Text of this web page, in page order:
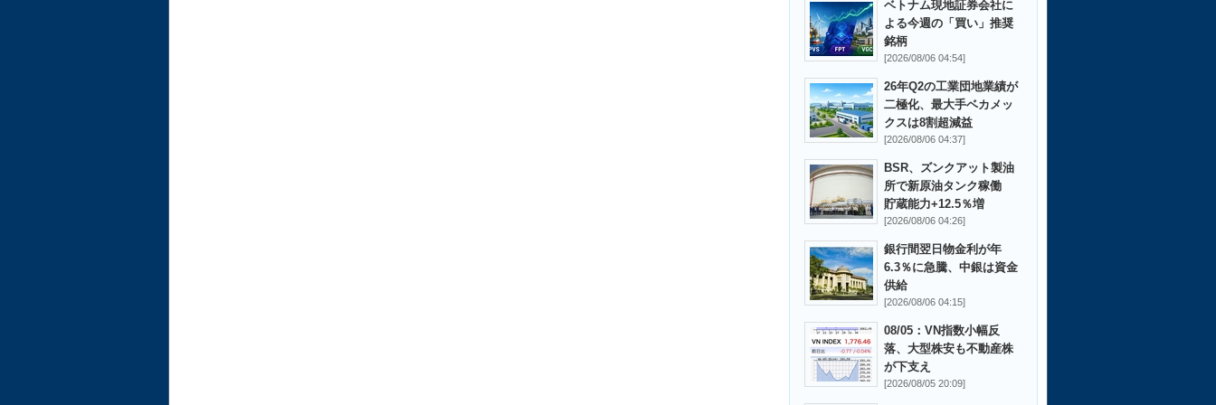
ベトナム現地証券会社に
よる今週の「買い」推奨
銘柄
[2026/08/06 04:54]
26年Q2の工業団地業績が
二極化、最大手ベカメッ
クスは8割超減益
[2026/08/06 04:37]
BSR、ズンクアット製油
所で新原油タンク稼働
貯蔵能力+12.5％増
[2026/08/06 04:26]
銀行間翌日物金利が年
6.3％に急騰、中銀は資金
供給
[2026/08/06 04:15]
08/05：VN指数小幅反
落、大型株安も不動産株
が下支え
[2026/08/05 20:09]